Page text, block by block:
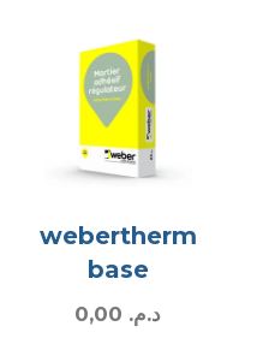
webertherm
base
د.م.